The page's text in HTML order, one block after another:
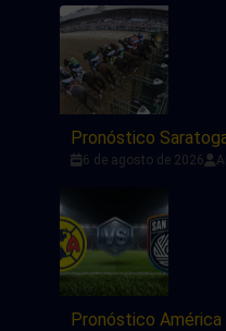
Pronóstico
6 de agosto de 2026
Pronóstico América